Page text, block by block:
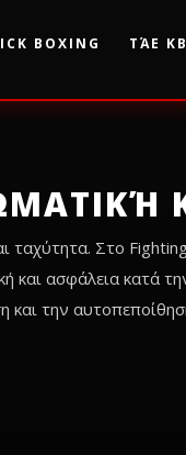
BOXING ΤΆΕ
ταχύτητα. Στο
και ασφάλεια κατά
και την